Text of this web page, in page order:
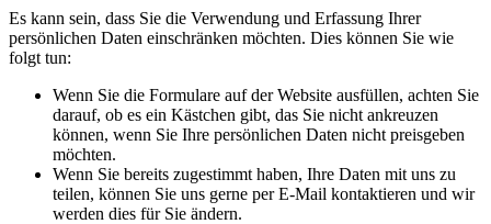
Es kann sein, dass Sie die Verwendung und Erfassung Ihrer
persönlichen Daten einschränken möchten. Dies können Sie wie
folgt tun:
Wenn Sie die Formulare auf der Website ausfüllen, achten Sie
darauf, ob es ein Kästchen gibt, das Sie nicht ankreuzen
können, wenn Sie Ihre persönlichen Daten nicht preisgeben
möchten.
Wenn Sie bereits zugestimmt haben, Ihre Daten mit uns zu
teilen, können Sie uns gerne per E-Mail kontaktieren und wir
werden dies für Sie ändern.